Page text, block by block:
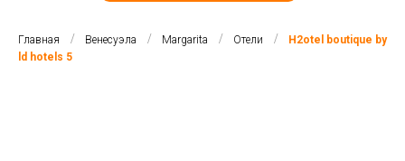
Главная / Венесуэла / Margarita / Отели /
H2otel boutique by
ld hotels 5